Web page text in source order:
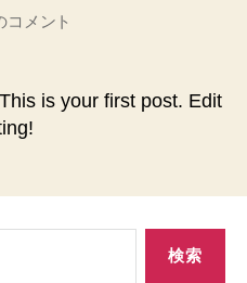
稿
コメント
is your first post. Edit